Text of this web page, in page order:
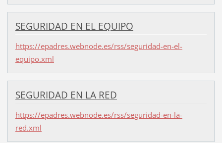
SEGURIDAD EN EL EQUIPO
https://epadres.webnode.es/rss/seguridad-en-el-
equipo.xml
SEGURIDAD EN LA RED
https://epadres.webnode.es/rss/seguridad-en-la-
red.xml